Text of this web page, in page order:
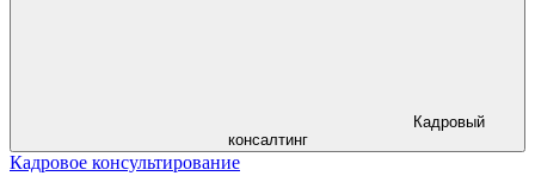
консалтинг
Кадровое консультирование